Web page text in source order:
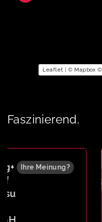
Leaflet | © Mapbox ©
Faszinierend.
Dienstleistungen